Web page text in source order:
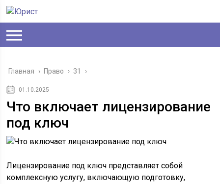
Главная › Право › 31 ›
01.10.2025
Что включает лицензирование
под ключ
Лицензирование под ключ представляет собой
комплексную услугу, включающую подготовку,